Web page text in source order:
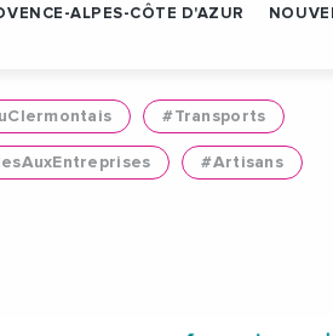
ALPES-CÔTE D'AZUR
#Transports
#Artisans